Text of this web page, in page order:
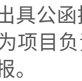
具公
项目
。